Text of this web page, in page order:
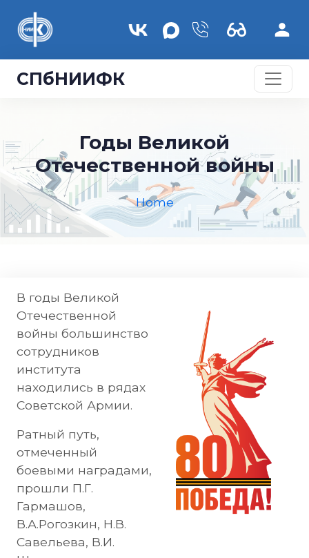
СПбНИИФК
Годы Великой
Отечественной войны
Home
В годы Великой
Отечественной
войны большинство
сотрудников
института
находились в рядах
Советской Армии.
Ратный путь,
отмеченный
боевыми наградами,
прошли П.Г.
Гармашов,
В.А.Рогозкин, Н.В.
Савельева, В.И.